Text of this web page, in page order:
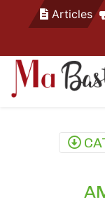
Articles